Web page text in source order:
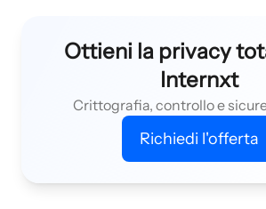
Ottieni la privacy
Internxt
Crittografia, controllo e
Richiedi l'offerta